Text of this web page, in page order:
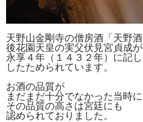
天野山金剛寺の僧房酒「天野
後花園天皇の実父伏見宮貞成が
永享４年（１４３２年）に記
したためられています。
お酒の品質が
まだまだ十分でなかった当時に
その品質の高さは宮廷にも
認められておりました。